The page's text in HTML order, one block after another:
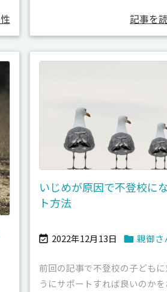
記事を
いじめが原因で不登校に
ト方法
 2022年12月13日  親御さ
前回の記事で不登校の子ども
うにサポートすれば良いのか